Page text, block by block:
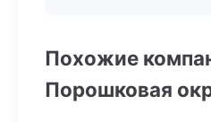
Похожие
Порошковая